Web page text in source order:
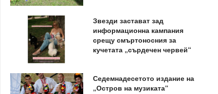
Звезди застават зад
информационна кампания
срещу смъртоносния за
кучетата „сърдечен червей“
Седемнадесетото издание на
„Остров на музиката“